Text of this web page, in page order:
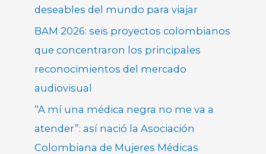
deseables del mundo para viajar
BAM 2026: seis proyectos colombianos
que concentraron los principales
reconocimientos del mercado
audiovisual
“A mí una médica negra no me va a
atender”: así nació la Asociación
Colombiana de Mujeres Médicas